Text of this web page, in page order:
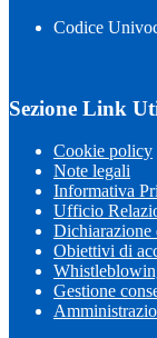
Codice
Sezione Link
Cookie policy
Note legali
Informativa
Ufficio
Dichiarazione
Obiettivi di
Gestione